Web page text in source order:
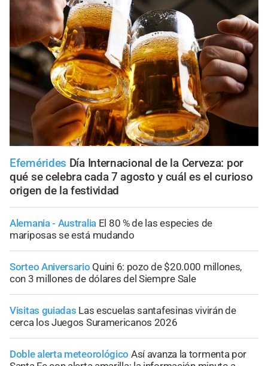
Efemérides Día Internacional de la Cerveza: por
qué se celebra cada 7 agosto y cuál es el curioso
origen de la festividad
Alemania - Australia El 80 % de las especies de
mariposas se está mudando
Sorteo Aniversario Quini 6: pozo de $20.000 millones,
con 3 millones de dólares del Siempre Sale
Visitas guiadas Las escuelas santafesinas vivirán de
cerca los Juegos Suramericanos 2026
Doble alerta meteorológico Así avanza la tormenta por